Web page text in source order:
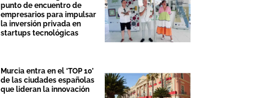
punto de encuentro de
empresarios para impulsar
la inversión privada en
startups tecnológicas
Murcia entra en el ‘TOP 10’
de las ciudades españolas
que lideran la innovación